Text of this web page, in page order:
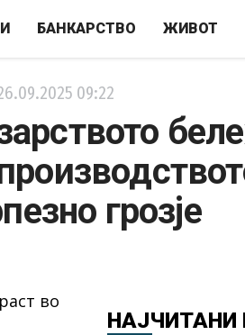
БАНКАРСТВО ЖИВОТ
09:22
грозје
НАЈЧИТАНИ